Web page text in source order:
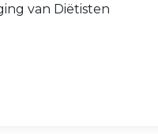
van Diëtisten